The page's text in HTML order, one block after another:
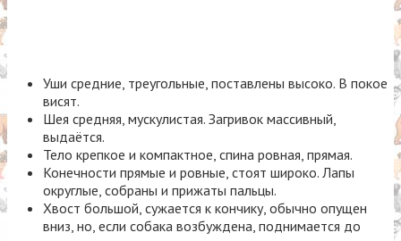
Уши средние, треугольные, поставлены высоко. В покое
висят.
Шея средняя, мускулистая. Загривок массивный,
выдаётся.
Тело крепкое и компактное, спина ровная, прямая.
Конечности прямые и ровные, стоят широко. Лапы
округлые, собраны и прижаты пальцы.
Хвост большой, сужается к кончику, обычно опущен
вниз, но, если собака возбуждена, поднимается до